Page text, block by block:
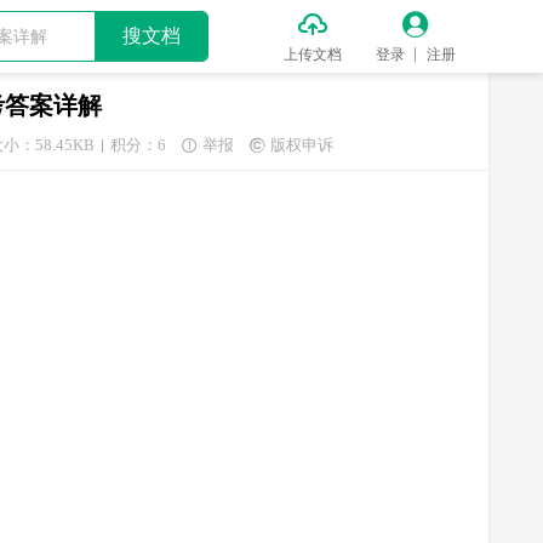
搜文档 
上传文档

登录 注册
案详解
小：58.45KB 积分：6  举报  版权申诉